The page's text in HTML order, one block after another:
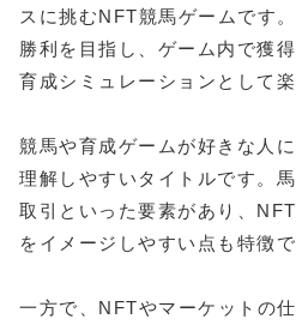
スに挑むNFT競馬ゲームです
勝利を目指し、ゲーム内で獲
育成シミュレーションとして楽
競馬や育成ゲームが好きな人
理解しやすいタイトルです。
取引といった要素があり、
をイメージしやすい点も特徴で
一方で、NFTやマーケットの